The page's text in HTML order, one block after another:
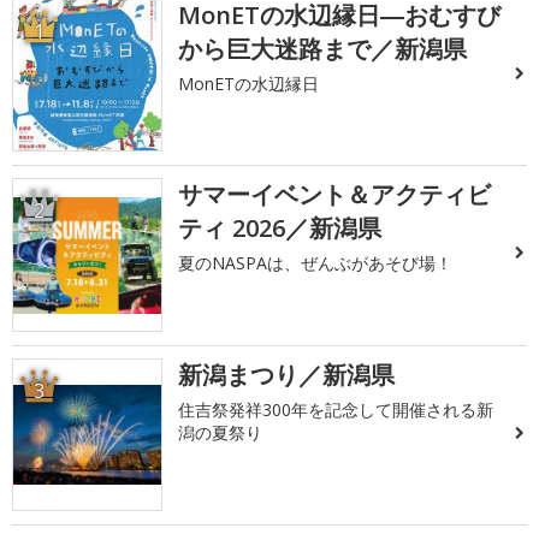
1
MonETの水辺縁日―おむすび
から巨大迷路まで／新潟県
MonETの水辺縁日
2
サマーイベント＆アクティビ
ティ 2026／新潟県
夏のNASPAは、ぜんぶがあそび場！
3 新潟まつり／新潟県
住吉祭発祥300年を記念して開催される新
潟の夏祭り